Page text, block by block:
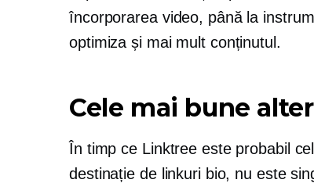
încorporarea video, până la
optimiza și mai mult conținutul.
Cele mai bune
În timp ce Linktree este probabil
destinație de linkuri bio, nu este